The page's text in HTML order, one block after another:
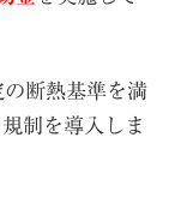
の断熱基準を満
制を導入しま